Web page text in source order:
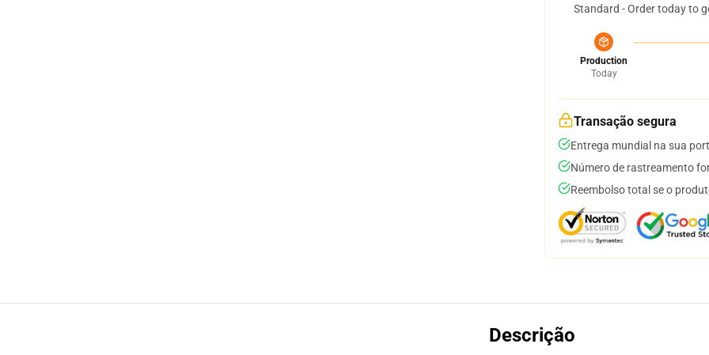
Standard - Order today to
Production
Today
Transação segura
Entrega mundial na sua
Número de rastreamento
Reembolso total se o
Descrição